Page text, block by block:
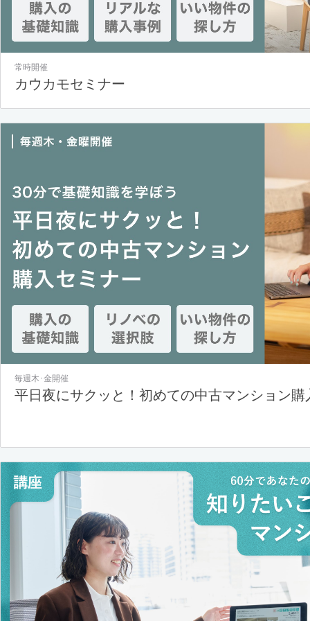
常時開催
カウカモセミナー
毎週木･金開催
平日夜にサクッと！初めての中古マンション購